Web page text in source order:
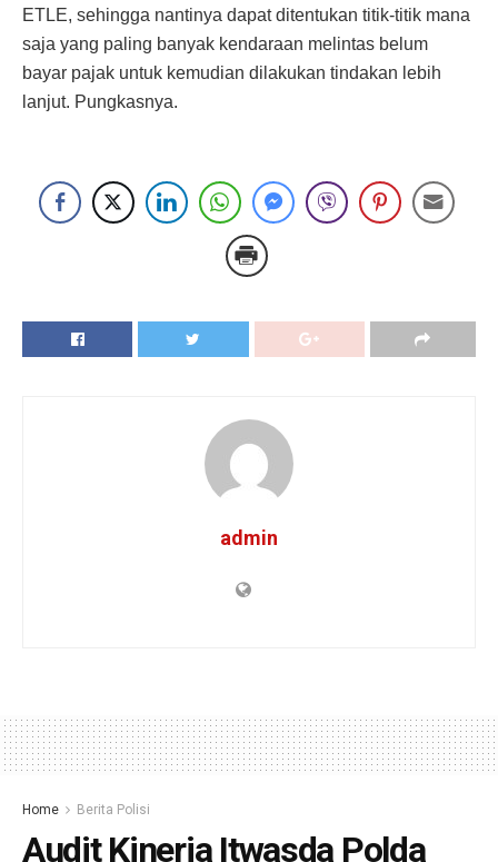
ETLE, sehingga nantinya dapat ditentukan titik-titik mana
saja yang paling banyak kendaraan melintas belum
bayar pajak untuk kemudian dilakukan tindakan lebih
lanjut. Pungkasnya.
admin
Home Berita Polisi
Audit Kinerja Itwasda Polda